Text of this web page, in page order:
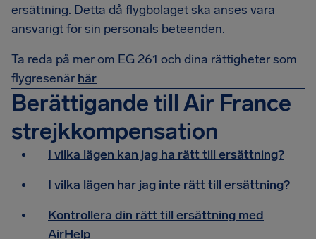
ersättning. Detta då flygbolaget ska anses vara
ansvarigt för sin personals beteenden.
Ta reda på mer om EG 261 och dina rättigheter som
flygresenär här
Berättigande till Air France
strejkkompensation
I vilka lägen kan jag ha rätt till ersättning?
I vilka lägen har jag inte rätt till ersättning?
Kontrollera din rätt till ersättning med
AirHelp